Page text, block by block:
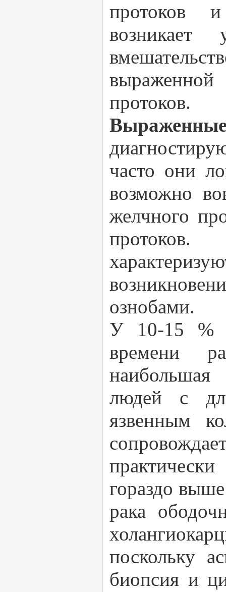
протоков и
возникает
протоков.
часто они
возможно
желчного
ознобами.
У 10-15 %
времени
наибольшая
людей с
язвенным
гораздо
рака
поскольку
биопсия и